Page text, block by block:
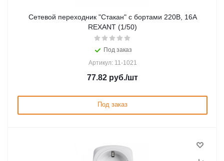
Сетевой переходник "Стакан" с бортами 220В, 16А
REXANT (1/50)
Под заказ
Артикул: 11-1021
77.82 руб./шт
Под заказ